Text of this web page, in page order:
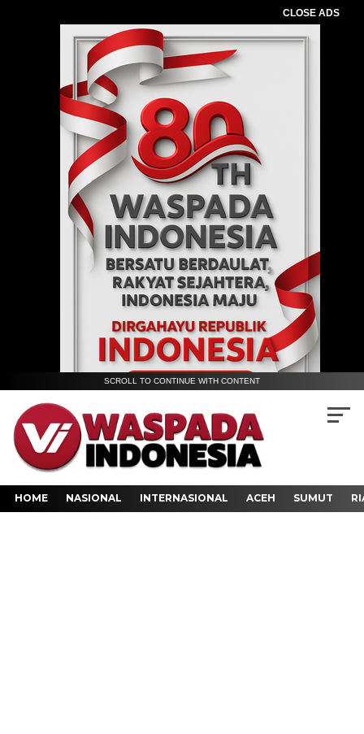
CLOSE ADS
SCROLL TO CONTINUE WITH CONTENT
HOME NASIONAL INTERNASIONAL ACEH SUMUT